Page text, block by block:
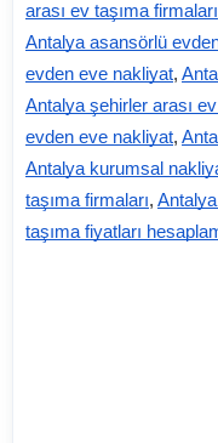
arası ev taşıma firmaları
Antalya asansörlü
evden eve nakliyat,
Antalya şehirler arası ev
evden eve nakliyat,
Antalya kurumsal
taşıma firmaları,
taşıma fiyatları